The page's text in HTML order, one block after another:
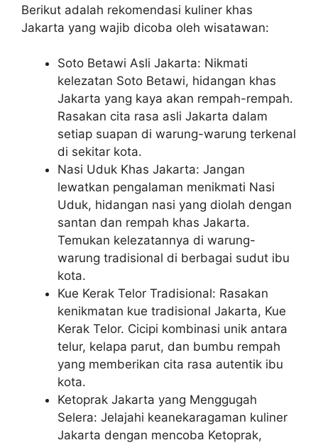
Berikut adalah rekomendasi kuliner khas
Jakarta yang wajib dicoba oleh wisatawan:
Soto Betawi Asli Jakarta: Nikmati
kelezatan Soto Betawi, hidangan khas
Jakarta yang kaya akan rempah-rempah.
Rasakan cita rasa asli Jakarta dalam
setiap suapan di warung-warung terkenal
di sekitar kota.
Nasi Uduk Khas Jakarta: Jangan
lewatkan pengalaman menikmati Nasi
Uduk, hidangan nasi yang diolah dengan
santan dan rempah khas Jakarta.
Temukan kelezatannya di warung-
warung tradisional di berbagai sudut ibu
kota.
Kue Kerak Telor Tradisional: Rasakan
kenikmatan kue tradisional Jakarta, Kue
Kerak Telor. Cicipi kombinasi unik antara
telur, kelapa parut, dan bumbu rempah
yang memberikan cita rasa autentik ibu
kota.
Ketoprak Jakarta yang Menggugah
Selera: Jelajahi keanekaragaman kuliner
Jakarta dengan mencoba Ketoprak,